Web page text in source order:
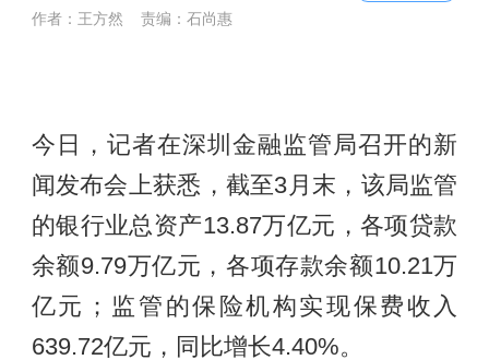
作者：王方然 责编：石尚惠
今日，记者在深圳金融监管局召开的新
闻发布会上获悉，截至3月末，该局监管
的银行业总资产13.87万亿元，各项贷款
余额9.79万亿元，各项存款余额10.21万
亿元；监管的保险机构实现保费收入
639.72亿元，同比增长4.40%。